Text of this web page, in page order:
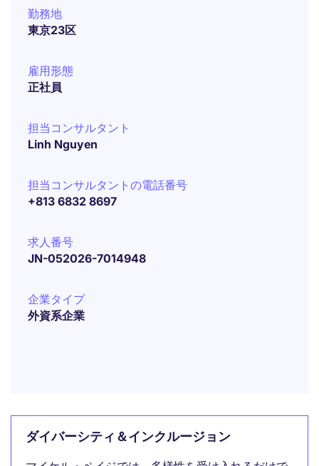
勤務地
東京23区
雇用形態
正社員
担当コンサルタント
Linh Nguyen
担当コンサルタントの電話番号
+813 6832 8697
求人番号
JN-052026-7014948
企業タイプ
外資系企業
ダイバーシティ＆インクルージョン